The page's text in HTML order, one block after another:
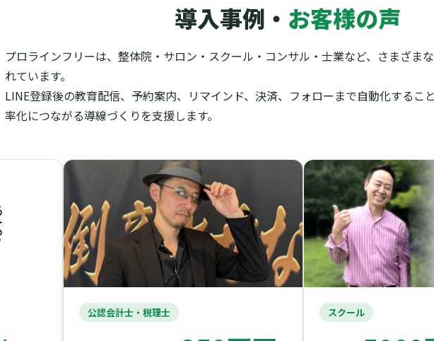
導入事例・ お客様の声
プロラインフリーは、整体院・サロン・スクール・コンサル・士業など、さまざま
れています。
LINE登録後の教育配信、予約案内、リマインド、決済、フォローまで自動化するこ
率化につながる導線づくりを支援します。
公認会計士・税理士 スクール